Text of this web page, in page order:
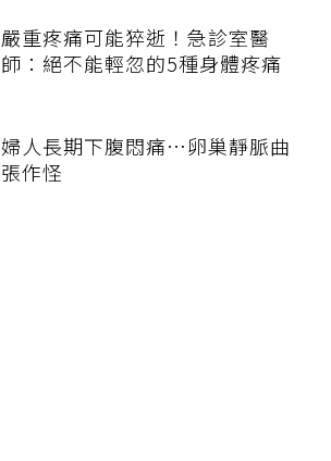
嚴重疼痛可能猝逝！急診室醫
師：絕不能輕忽的5種身體疼痛
婦人長期下腹悶痛…卵巢靜脈曲
張作怪